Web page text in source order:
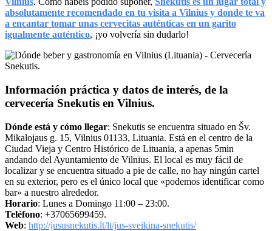
absolutamente recomendado en tu visita a Vilnius y donde te va
a encantar tomar unas cervecitas auténticas en un garito
igualmente auténtico, ¡yo volvería sin dudarlo!
Información práctica y datos de interés, de la
cervecería Snekutis en Vilnius.
Dónde está y cómo llegar: Snekutis se encuentra situado en Šv.
Mikalojaus g. 15, Vilnius 01133, Lituania. Está en el centro de la
Ciudad Vieja y Centro Histórico de Lituania, a apenas 5min
andando del Ayuntamiento de Vilnius. El local es muy fácil de
localizar y se encuentra situado a pie de calle, no hay ningún cartel
en su exterior, pero es el único local que «podemos identificar como
bar» a nuestro alrededor.
Horario: Lunes a Domingo 11:00 – 23:00.
Teléfono: +37065699459.
Web: http://jususnekutis.lt/lt/jus-sveikina-snekutis/